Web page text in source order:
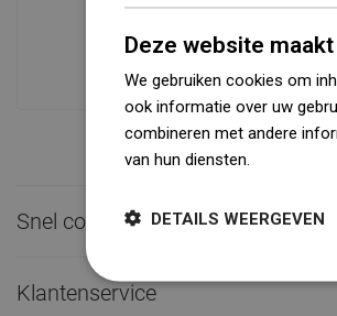
oppervlakte van 31.000 m² met
dan 68.000 palletplaatsen
dan 1500.000 beschikbare
Snel contact
Klantenservice
Deze website
We gebruiken cookies om
ook informatie over uw
combineren met andere
van hun diensten.
DETAILS WEERGEVEN